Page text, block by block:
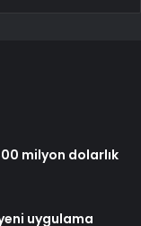
milyon dolarlık
uygulama